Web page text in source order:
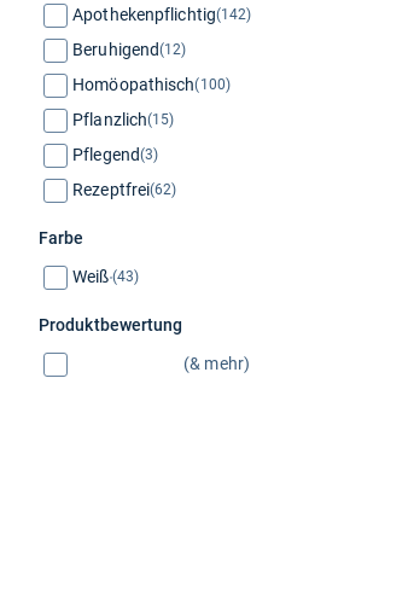
Apothekenpflichtig(142)
Beruhigend(12)
Homöopathisch(100)
Pflanzlich(15)
Pflegend(3)
Rezeptfrei(62)
Farbe
Weiß(43)
Produktbewertung
(& mehr)